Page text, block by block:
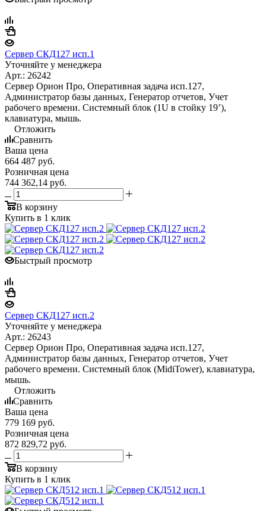
Сервер СКД127 исп.1
Уточняйте у менеджера
Арт.: 26242
Сервер Орион Про, Оперативная задача исп.127,
Администратор базы данных, Генератор отчетов, Учет
рабочего времени. Системный блок (1U в стойку 19’),
клавиатура, мышь.
Отложить
Сравнить
Ваша цена
664 487 руб.
Розничная цена
744 362,14 руб.
В корзину
Купить в 1 клик
Быстрый просмотр
Сервер СКД127 исп.2
Уточняйте у менеджера
Арт.: 26243
Сервер Орион Про, Оперативная задача исп.127,
Администратор базы данных, Генератор отчетов, Учет
рабочего времени. Системный блок (MidiTower), клавиатура,
мышь.
Отложить
Сравнить
Ваша цена
779 169 руб.
Розничная цена
872 829,72 руб.
В корзину
Купить в 1 клик